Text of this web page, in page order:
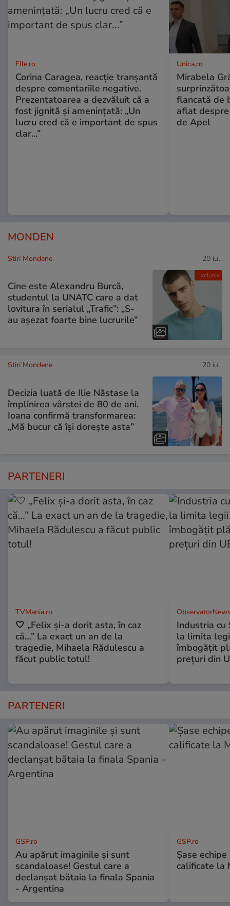
Elle.ro
Corina Caragea, reacție tranșantă
despre comentariile negative.
Prezentatoarea a dezvăluit că a
fost jignită și amenințată: „Un
lucru cred că e important de spus
clar...”
Unica.ro
Mirabela
flancată de
aflat
de Apel
MONDEN
Exclusiv
Stiri Mondene 20 iul.
Cine este Alexandru Burcă,
studentul la UNATC care a dat
lovitura în serialul „Trafic”: „S-
au așezat foarte bine lucrurile”
Stiri Mondene 20 iul.
Decizia luată de Ilie Năstase la
împlinirea vârstei de 80 de ani.
Ioana confirmă transformarea:
„Mă bucur că își dorește asta”
PARTENERI
TVMania.ro
🤍 „Felix și-a dorit asta, în caz
că…” La exact un an de la
tragedie, Mihaela Rădulescu a
făcut public totul!
Industria
la limita
îmbogăţit
preţuri din
PARTENERI
GSP.ro
Au apărut imaginile și sunt
scandaloase! Gestul care a
declanșat bătaia la finala Spania
- Argentina
GSP.ro
Șase
calificate la